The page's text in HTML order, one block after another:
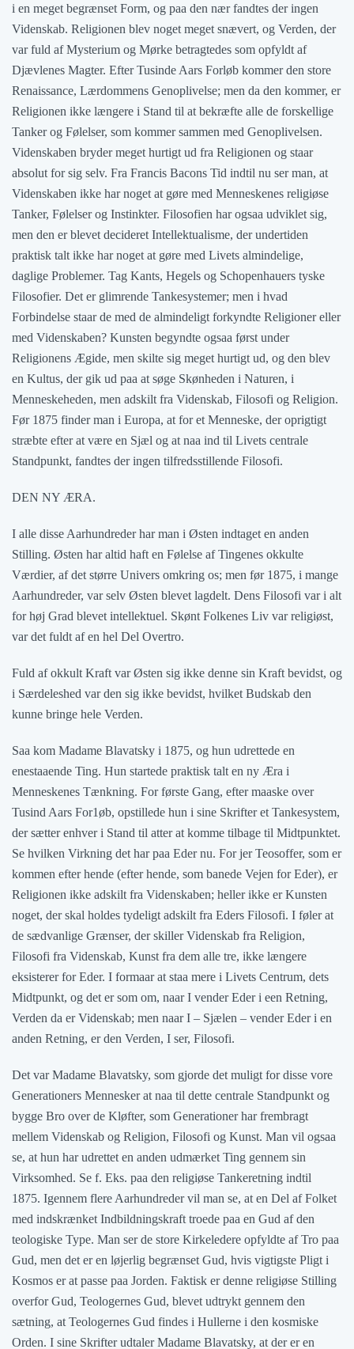
i en meget begrænset Form, og paa den nær fandtes der ingen
Videnskab. Religionen blev noget meget snævert, og Verden, der
var fuld af Mysterium og Mørke betragtedes som opfyldt af
Djævlenes Magter. Efter Tusinde Aars Forløb kommer den store
Renaissance, Lærdommens Genoplivelse; men da den kommer, er
Religionen ikke længere i Stand til at bekræfte alle de forskellige
Tanker og Følelser, som kommer sammen med Genoplivelsen.
Videnskaben bryder meget hurtigt ud fra Religionen og staar
absolut for sig selv. Fra Francis Bacons Tid indtil nu ser man, at
Videnskaben ikke har noget at gøre med Menneskenes religiøse
Tanker, Følelser og Instinkter. Filosofien har ogsaa udviklet sig,
men den er blevet decideret Intellektualisme, der undertiden
praktisk talt ikke har noget at gøre med Livets almindelige,
daglige Problemer. Tag Kants, Hegels og Schopenhauers tyske
Filosofier. Det er glimrende Tankesystemer; men i hvad
Forbindelse staar de med de almindeligt forkyndte Religioner eller
med Videnskaben? Kunsten begyndte ogsaa først under
Religionens Ægide, men skilte sig meget hurtigt ud, og den blev
en Kultus, der gik ud paa at søge Skønheden i Naturen, i
Menneskeheden, men adskilt fra Videnskab, Filosofi og Religion.
Før 1875 finder man i Europa, at for et Menneske, der oprigtigt
stræbte efter at være en Sjæl og at naa ind til Livets centrale
Standpunkt, fandtes der ingen tilfredsstillende Filosofi.
DEN NY ÆRA.
I alle disse Aarhundreder har man i Østen indtaget en anden
Stilling. Østen har altid haft en Følelse af Tingenes okkulte
Værdier, af det større Univers omkring os; men før 1875, i mange
Aarhundreder, var selv Østen blevet lagdelt. Dens Filosofi var i alt
for høj Grad blevet intellektuel. Skønt Folkenes Liv var religiøst,
var det fuldt af en hel Del Overtro.
Fuld af okkult Kraft var Østen sig ikke denne sin Kraft bevidst, og
i Særdeleshed var den sig ikke bevidst, hvilket Budskab den
kunne bringe hele Verden.
Saa kom Madame Blavatsky i 1875, og hun udrettede en
enestaaende Ting. Hun startede praktisk talt en ny Æra i
Menneskenes Tænkning. For første Gang, efter maaske over
Tusind Aars For1øb, opstillede hun i sine Skrifter et Tankesystem,
der sætter enhver i Stand til atter at komme tilbage til Midtpunktet.
Se hvilken Virkning det har paa Eder nu. For jer Teosoffer, som er
kommen efter hende (efter hende, som banede Vejen for Eder), er
Religionen ikke adskilt fra Videnskaben; heller ikke er Kunsten
noget, der skal holdes tydeligt adskilt fra Eders Filosofi. I føler at
de sædvanlige Grænser, der skiller Videnskab fra Religion,
Filosofi fra Videnskab, Kunst fra dem alle tre, ikke længere
eksisterer for Eder. I formaar at staa mere i Livets Centrum, dets
Midtpunkt, og det er som om, naar I vender Eder i een Retning,
Verden da er Videnskab; men naar I – Sjælen – vender Eder i en
anden Retning, er den Verden, I ser, Filosofi.
Det var Madame Blavatsky, som gjorde det muligt for disse vore
Generationers Mennesker at naa til dette centrale Standpunkt og
bygge Bro over de Kløfter, som Generationer har frembragt
mellem Videnskab og Religion, Filosofi og Kunst. Man vil ogsaa
se, at hun har udrettet en anden udmærket Ting gennem sin
Virksomhed. Se f. Eks. paa den religiøse Tankeretning indtil
1875. Igennem flere Aarhundreder vil man se, at en Del af Folket
med indskrænket Indbildningskraft troede paa en Gud af den
teologiske Type. Man ser de store Kirkeledere opfyldte af Tro paa
Gud, men det er en løjerlig begrænset Gud, hvis vigtigste Pligt i
Kosmos er at passe paa Jorden. Faktisk er denne religiøse Stilling
overfor Gud, Teologernes Gud, blevet udtrykt gennem den
sætning, at Teologernes Gud findes i Hullerne i den kosmiske
Orden. I sine Skrifter udtaler Madame Blavatsky, at der er en